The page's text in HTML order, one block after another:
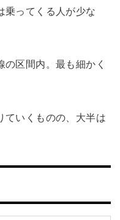
乗ってくる人が少な
区間内。最も細かく
ていくものの、大半は